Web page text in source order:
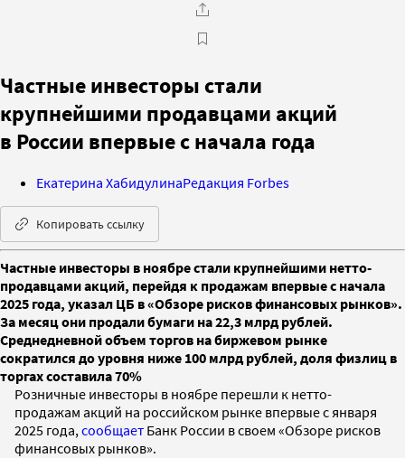
Частные инвесторы стали
крупнейшими продавцами акций
в России впервые с начала года
Екатерина ХабидулинаРедакция Forbes
Копировать ссылку
Частные инвесторы в ноябре стали крупнейшими нетто-
продавцами акций, перейдя к продажам впервые с начала
2025 года, указал ЦБ в «Обзоре рисков финансовых рынков».
За месяц они продали бумаги на 22,3 млрд рублей.
Среднедневной объем торгов на биржевом рынке
сократился до уровня ниже 100 млрд рублей, доля физлиц в
торгах составила 70%
Розничные инвесторы в ноябре перешли к нетто-
продажам акций на российском рынке впервые с января
2025 года, сообщает Банк России в своем «Обзоре рисков
финансовых рынков».